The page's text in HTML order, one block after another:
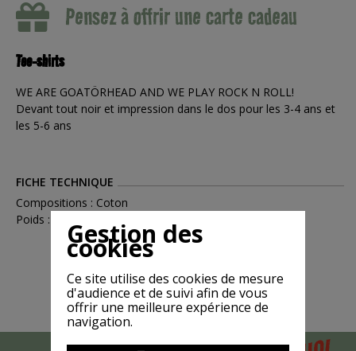
Pensez à offrir une carte cadeau
Tee-shirts
WE ARE GOATÖRHEAD AND WE PLAY ROCK N ROLL!
Devant tout noir et impression dans le dos pour les 3-4 ans et
les 5-6 ans
FICHE TECHNIQUE
Compositions : Coton
Poids : 0.15Gestion des
cookies
Ce site utilise des cookies de mesure
d'audience et de suivi afin de vous
offrir une meilleure expérience de
navigation.